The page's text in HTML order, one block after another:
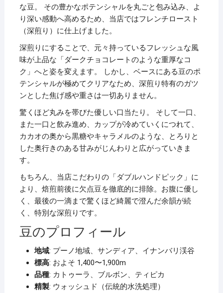
な豆。 その豊かなポテンシャルを丸ごと包み込み、よ
り深い感動へ高めるため、当店ではフレンチロースト
（深煎り）に仕上げました。
深煎りにすることで、元々持っているフレッシュな風
味が上品な「ダークチョコレートのような重厚なコ
ク」へと姿を変えます。 しかし、ベースにある豆のポ
テンシャルが極めてクリアなため、深煎り特有のガツ
ンとした焦げ感や重さは一切ありません。
驚くほど丸みを帯びた優しい口当たり。 そして一口、
また一口と飲み進め、カップが冷めていくにつれて、
カカオの奥から黒糖やキャラメルのような、とろりと
した奥行きのある甘みがじんわりと広がっていきま
す。
もちろん、当店こだわりの「ダブルハンドピック」に
より、焙煎前後に欠点豆を徹底的に排除。お腹に優し
く、最後の一滴まで驚くほど綺麗で澄んだ余韻が続
く、特別な深煎りです。
豆のプロフィール
地域: プーノ地域、サンディア、イナンバリ渓谷
標高: およそ 1,400〜1,900m
品種: カトゥーラ、ブルボン、ティピカ
精製: ウォッシュド（伝統的水洗処理）